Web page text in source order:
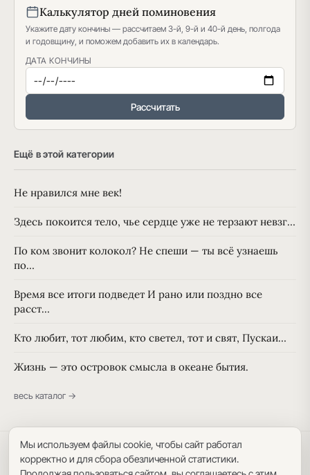
Калькулятор дней поминовения
Укажите дату кончины — рассчитаем 3-й, 9-й и 40-й день, полгода
и годовщину, и поможем добавить их в календарь.
ДАТА КОНЧИНЫ
Рассчитать
Ещё в этой категории
Не нравился мне век!
Здесь покоится тело, чье сердце уже не терзают невзг…
По ком звонит колокол? Не спеши — ты всё узнаешь
по…
Время все итоги подведет И рано или поздно все
расст…
Кто любит, тот любим, кто светел, тот и свят, Пускаи…
Жизнь — это островок смысла в океане бытия.
весь каталог →
Политика конфиденциальности Пользовательское соглашение
Карта сайта
Мы используем файлы cookie, чтобы сайт работал
корректно и для сбора обезличенной статистики.